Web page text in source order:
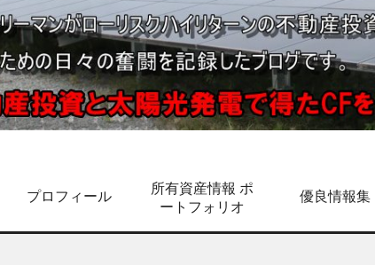
プロフィール
所有資産情報 ポ
ートフォリオ
優良情報集